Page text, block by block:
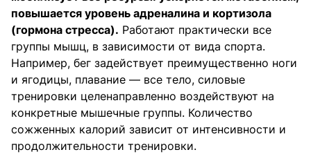
повышается уровень адреналина и кортизола
(гормона стресса). Работают практически все
группы мышц, в зависимости от вида спорта.
Например, бег задействует преимущественно ноги
и ягодицы, плавание — все тело, силовые
тренировки целенаправленно воздействуют на
конкретные мышечные группы. Количество
сожженных калорий зависит от интенсивности и
продолжительности тренировки.